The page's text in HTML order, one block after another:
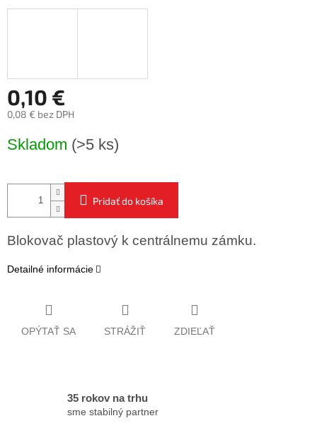
0,10 €
0,08 € bez DPH
cena:
Skladom (>5 ks)
Pridať do košíka
Blokovač plastový k centrálnemu zámku.
Detailné informácie
OPÝTAŤ SA STRÁŽIŤ ZDIEĽAŤ
35 rokov na trhu
sme stabilný partner